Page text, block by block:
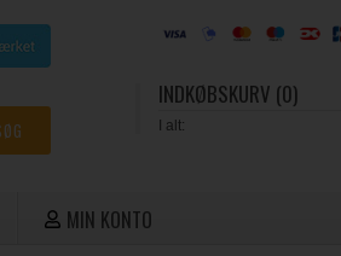
INDKØBSKURV (0)
I alt:
MIN KONTO